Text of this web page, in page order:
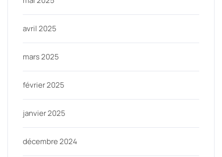
avril 2025
mars 2025
février 2025
janvier 2025
décembre 2024